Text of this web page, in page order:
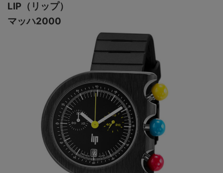
LIP（リップ）
マッハ2000